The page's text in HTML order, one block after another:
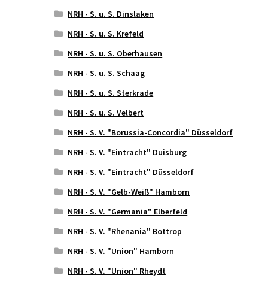
NRH - S. u. S. Dinslaken
NRH - S. u. S. Krefeld
NRH - S. u. S. Oberhausen
NRH - S. u. S. Schaag
NRH - S. u. S. Sterkrade
NRH - S. u. S. Velbert
NRH - S. V. "Borussia-Concordia" Düsseldorf
NRH - S. V. "Eintracht" Duisburg
NRH - S. V. "Eintracht" Düsseldorf
NRH - S. V. "Gelb-Weiß" Hamborn
NRH - S. V. "Germania" Elberfeld
NRH - S. V. "Rhenania" Bottrop
NRH - S. V. "Union" Hamborn
NRH - S. V. "Union" Rheydt